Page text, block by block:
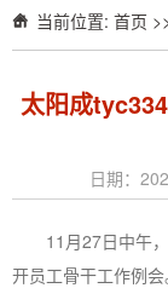
当前位置: 首页
太阳成
日期：
11月27日中午
开员工骨干工作例